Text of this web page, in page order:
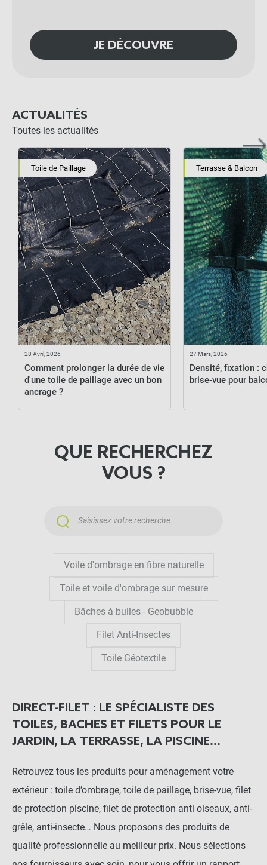
JE DÉCOUVRE
ACTUALITÉS
Toutes les actualités
Toile de Paillage
28 Avril, 2026
Comment prolonger la durée de vie
d'une toile de paillage avec un bon
ancrage ?
Terrasse & Balcon
27Mars, 2026
Densité, fixation :
brise-vue pour
QUE RECHERCHEZ
VOUS ?
Voile d'ombrage en fibre naturelle
Toile et voile d'ombrage sur mesure
Bâches à bulles - Geobubble
Filet Anti-Insectes
Toile Géotextile
DIRECT-FILET : LE SPÉCIALISTE DES
TOILES, BACHES ET FILETS POUR LE
JARDIN, LA TERRASSE, LA PISCINE...
Retrouvez tous les produits pour aménagement votre
extérieur : toile d’ombrage, toile de paillage, brise-vue, filet
de protection piscine, filet de protection anti oiseaux, anti-
grêle, anti-insecte… Nous proposons des produits de
qualité professionnelle au meilleur prix. Nous sélections